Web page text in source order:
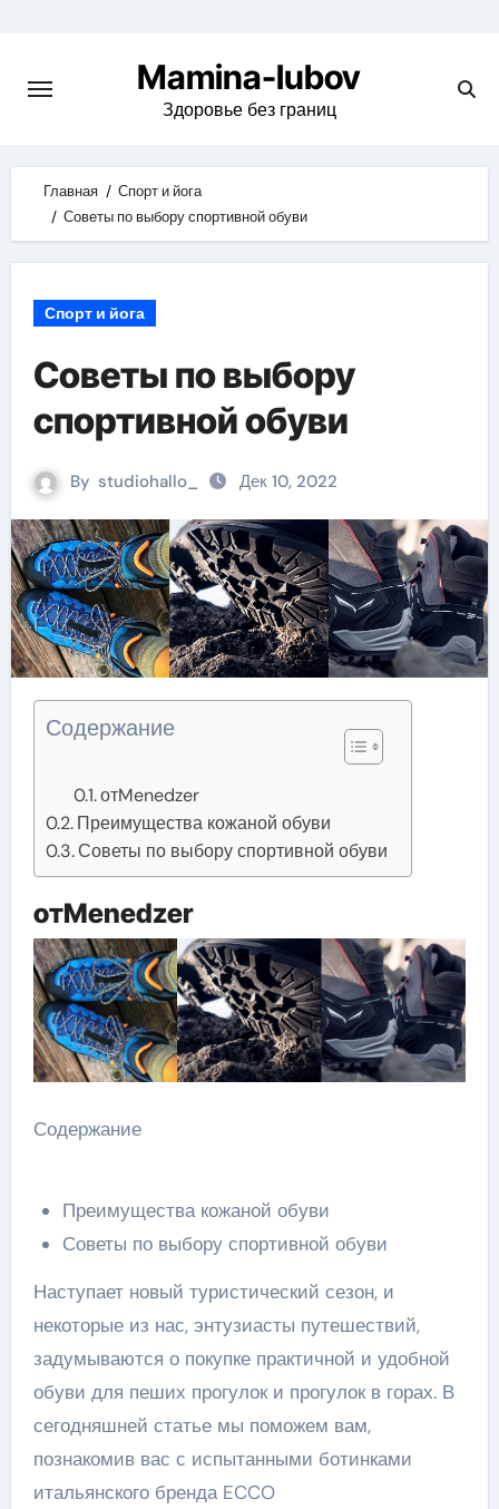
content
Mamina-lubov
Здоровье без границ
Главная
Спорт и йога
Советы по выбору спортивной обуви
Спорт и йога
Советы по выбору
спортивной обуви
By studiohallo_ Дек 10, 2022
Содержание
отMenedzer
Преимущества кожаной обуви
Советы по выбору спортивной обуви
отMenedzer
Содержание
Преимущества кожаной обуви
Советы по выбору спортивной обуви
Наступает новый туристический сезон, и
некоторые из нас, энтузиасты путешествий,
задумываются о покупке практичной и удобной
обуви для пеших прогулок и прогулок в горах. В
сегодняшней статье мы поможем вам,
познакомив вас с испытанными ботинками
итальянского бренда ECCO